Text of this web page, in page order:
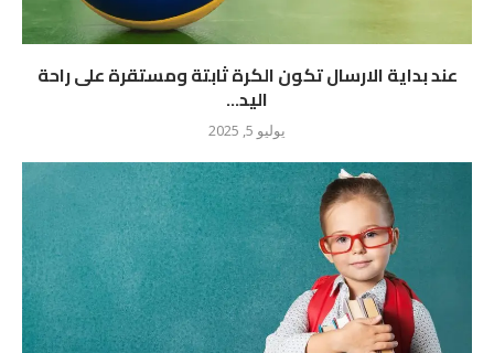
عند بداية الارسال تكون الكرة ثابتة ومستقرة على راحة
اليد...
يوليو 5, 2025